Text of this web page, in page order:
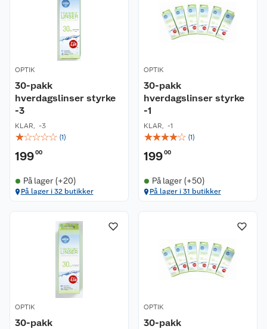
OPTIK
30-pakk
hverdagslinser styrke
-3
KLAR, -3
☆☆☆☆☆ (1)
19900
På lager (+20)
På lager i 32 butikker
OPTIK
30-pakk
hverdagslinser styrke
-1
KLAR, -1
☆☆☆☆☆ (1)
19900
På lager (+50)
På lager i 31 butikker
OPTIK
30-pakk
OPTIK
30-pakk